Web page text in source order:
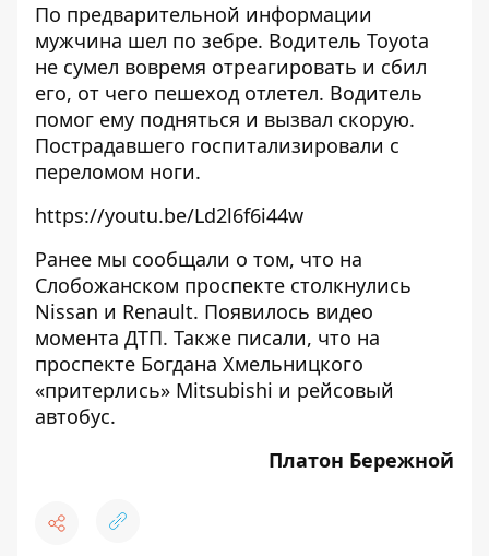
По предварительной информации
мужчина шел по зебре. Водитель Toyota
не сумел вовремя отреагировать и сбил
его, от чего пешеход отлетел. Водитель
помог ему подняться и вызвал скорую.
Пострадавшего госпитализировали с
переломом ноги.
https://youtu.be/Ld2l6f6i44w
Ранее мы сообщали о том, что на
Слобожанском проспекте столкнулись
Nissan и Renault. Появилось видео
момента ДТП. Также писали, что на
проспекте Богдана Хмельницкого
«притерлись» Mitsubishi и рейсовый
автобус.
Платон Бережной